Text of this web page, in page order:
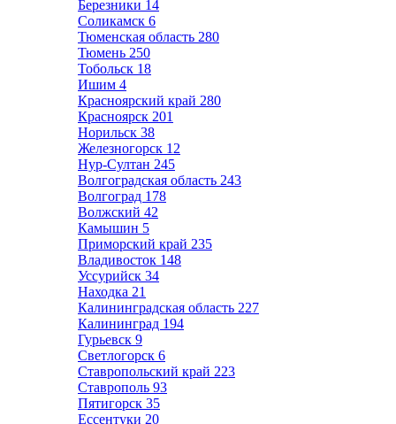
Березники 14
Соликамск 6
Тюменская область 280
Тюмень 250
Тобольск 18
Ишим 4
Красноярский край 280
Красноярск 201
Норильск 38
Железногорск 12
Нур-Султан 245
Волгоградская область 243
Волгоград 178
Волжский 42
Камышин 5
Приморский край 235
Владивосток 148
Уссурийск 34
Находка 21
Калининградская область 227
Калининград 194
Гурьевск 9
Светлогорск 6
Ставропольский край 223
Ставрополь 93
Пятигорск 35
Ессентуки 20